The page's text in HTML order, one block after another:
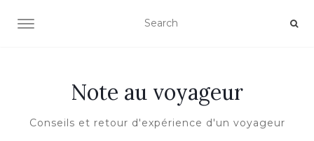
OUVRIR/FERMER LA NAVIGATION
Note au voyageur
Conseils et retour d'expérience d'un voyageur